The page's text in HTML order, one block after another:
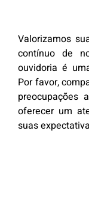
Valorizamos
contínuo de
ouvidoria é
Por favor,
preocupações
oferecer um
suas